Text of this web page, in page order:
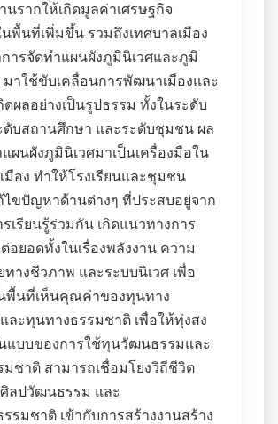
นรากให้เกิดมูลค่าเศรษฐกิจ
พื้นที่เพิ่มขึ้น รวมถึงเทศบาลเมือง
ารจัดทำแผนผังภูมินิเวศและภูมิ
าใช้ขับเคลื่อนการพัฒนาเมืองและ
ผลอย่างเป็นรูปธรรม ทั้งในระดับ
ดับสถานศึกษา และระดับชุมชน ผล
ผนผังภูมินิเวศมาเป็นเครื่องมือใน
มือง ทำให้โรงเรียนและชุมชน
ไขปัญหาด้านต่างๆ ที่ประสบอยู่จาก
เรียนรู้ร่วมกัน เกิดแนวทางการ
ยอดทั้งในเรื่องพลังงาน ความ
างชีวภาพ และระบบนิเวศ เพื่อ
พื้นที่เห็นคุณค่าของทุนทาง
ละทุนทางธรรมชาติ เพื่อให้ทุ่งสง
นแบบของการใช้ทุนวัฒนธรรมและ
ชาติ สามารถเชื่อมโยงวิถีชีวิต
ลปวัฒนธรรม และ
รมชาติ เข้ากับการสร้างงานสร้าง